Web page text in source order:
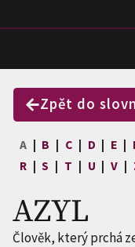
Zpět do
A | B | C | D | E |
R | S | T | U | V |
AZYL
Člověk, který prchá